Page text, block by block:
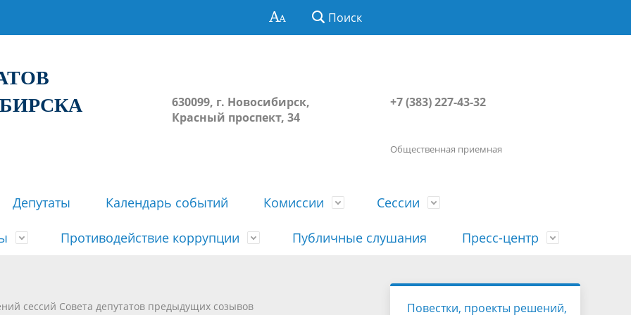
Поиск
630099, г. Новосибирск,
Красный проспект, 34
+7 (383) 227-43-32
Общественная приемная
История
Депутаты Календарь событий Комиссии Сессии
решений сессий Совета
недействующими решений Совета
Порядок посещения сессии
гражданами
Противодействие коррупции
Сведения о доходах, расходах, об
имуществе, обязательствах
Публичные слушания Пресс-центр
Наша "Прямая линия"
сессий Совета депутатов предыдущих созывов
Повестки, проекты решений,